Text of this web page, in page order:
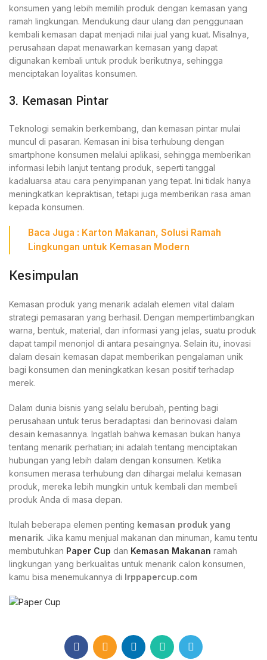
konsumen yang lebih memilih produk dengan kemasan yang
ramah lingkungan. Mendukung daur ulang dan penggunaan
kembali kemasan dapat menjadi nilai jual yang kuat. Misalnya,
perusahaan dapat menawarkan kemasan yang dapat
digunakan kembali untuk produk berikutnya, sehingga
menciptakan loyalitas konsumen.
3. Kemasan Pintar
Teknologi semakin berkembang, dan kemasan pintar mulai
muncul di pasaran. Kemasan ini bisa terhubung dengan
smartphone konsumen melalui aplikasi, sehingga memberikan
informasi lebih lanjut tentang produk, seperti tanggal
kadaluarsa atau cara penyimpanan yang tepat. Ini tidak hanya
meningkatkan kepraktisan, tetapi juga memberikan rasa aman
kepada konsumen.
Baca Juga : Karton Makanan, Solusi Ramah
Lingkungan untuk Kemasan Modern
Kesimpulan
Kemasan produk yang menarik adalah elemen vital dalam
strategi pemasaran yang berhasil. Dengan mempertimbangkan
warna, bentuk, material, dan informasi yang jelas, suatu produk
dapat tampil menonjol di antara pesaingnya. Selain itu, inovasi
dalam desain kemasan dapat memberikan pengalaman unik
bagi konsumen dan meningkatkan kesan positif terhadap
merek.
Dalam dunia bisnis yang selalu berubah, penting bagi
perusahaan untuk terus beradaptasi dan berinovasi dalam
desain kemasannya. Ingatlah bahwa kemasan bukan hanya
tentang menarik perhatian; ini adalah tentang menciptakan
hubungan yang lebih dalam dengan konsumen. Ketika
konsumen merasa terhubung dan dihargai melalui kemasan
produk, mereka lebih mungkin untuk kembali dan membeli
produk Anda di masa depan.
Itulah beberapa elemen penting kemasan produk yang
menarik. Jika kamu menjual makanan dan minuman, kamu tentu
membutuhkan Paper Cup dan Kemasan Makanan ramah
lingkungan yang berkualitas untuk menarik calon konsumen,
kamu bisa menemukannya di Irppapercup.com